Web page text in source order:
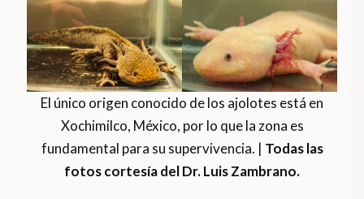
El único origen conocido de los ajolotes está en
Xochimilco, México, por lo que la zona es
fundamental para su supervivencia. | Todas las
fotos cortesía del Dr. Luis Zambrano.